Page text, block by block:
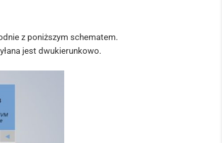
z poniższym schematem.
jest dwukierunkowo.